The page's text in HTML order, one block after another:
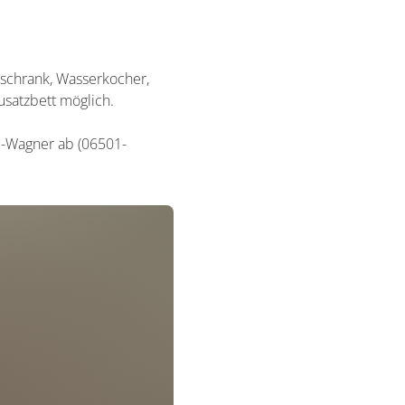
Wasserkocher,
möglich.
ab (06501-